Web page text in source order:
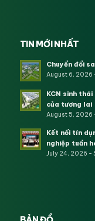
TIN MỚI NHẤT
Chuyển đổi
August 6, 2026
KCN sinh
của tương lai
August 5, 2026
Kết nối tín
nghiệp tuần
July 24, 2026 -